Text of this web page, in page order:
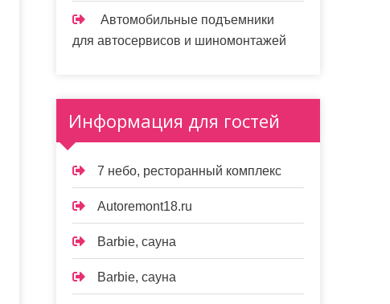
Автомобильные подъемники
для автосервисов и шиномонтажей
Информация для гостей
7 небо, ресторанный комплекс
Autoremont18.ru
Barbie, сауна
Barbie, сауна